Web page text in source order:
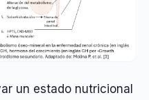
un estado nutricional